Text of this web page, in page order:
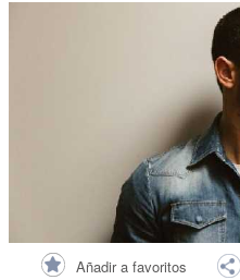
Añadir a favoritos